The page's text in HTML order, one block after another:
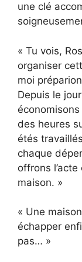
une clé
« Tu vois,
organiser
moi
Depuis le
des heures
étés
chaque
offrons
maison. »
« Une
échapper
pas… »